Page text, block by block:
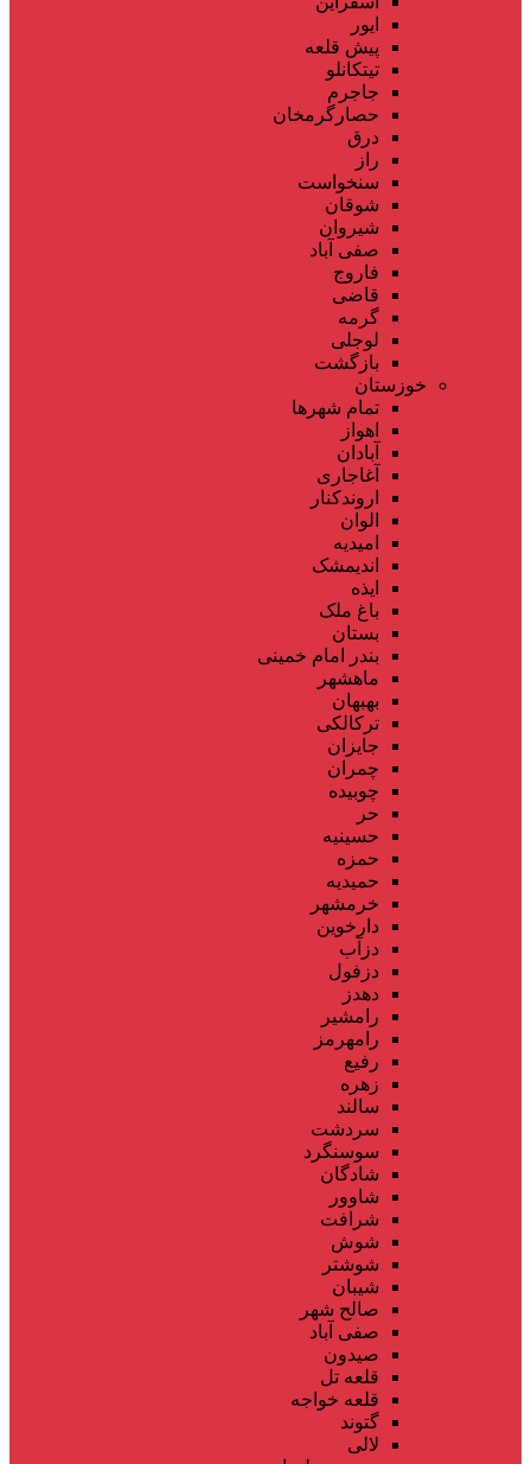
ایور
پیش قلعه
تیتکانلو
جاجرم
حصارگرمخان
درق
راز
سنخواست
شوقان
شیروان
صفی آباد
فاروج
قاضی
گرمه
لوجلی
بازگشت
خوزستان
تمام شهر‌ها
اهواز
آبادان
آغاجاری
اروندکنار
الوان
امیدیه
اندیمشک
ایذه
باغ ملک
بستان
بندر امام خمینی
ماهشهر
بهبهان
ترکالکی
جایزان
چمران
چوبیده
حر
حسینیه
حمزه
حمیدیه
خرمشهر
دارخوین
دزآب
دزفول
دهدز
رامشیر
رامهرمز
رفیع
زهره
سالند
سردشت
سوسنگرد
شادگان
شاوور
شرافت
شوش
شوشتر
شیبان
صالح شهر
صفی آباد
صیدون
قلعه تل
قلعه خواجه
گتوند
لالی